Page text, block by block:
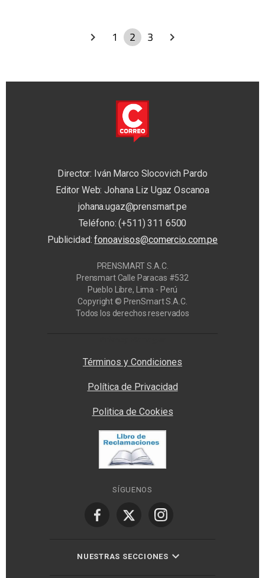
1 2 3
Director: Iván Marco Slocovich Pardo
Editor Web: Johana Liz Ugaz Oscanoa
johana.ugaz@prensmart.pe
Teléfono: (+511) 311 6500
Publicidad:fonoavisos@comercio.com.pe
PRENSMART S.A.C.
Prensmart Calle Paracas #532
Pueblo Libre, Lima - Perú
Copyright © PrenSmart S.A.C.
Todos los derechos reservados
Términos y Condiciones
Política de Privacidad
Politica de Cookies
SÍGUENOS
NUESTRAS SECCIONES